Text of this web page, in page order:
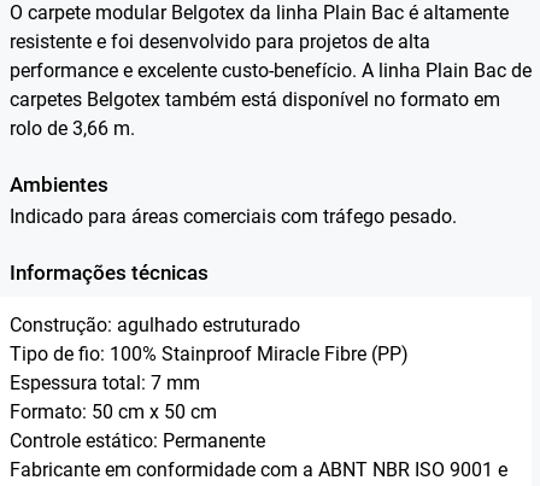
O carpete modular Belgotex da linha Plain Bac é altamente
resistente e foi desenvolvido para projetos de alta
performance e excelente custo-benefício. A linha Plain Bac de
carpetes Belgotex também está disponível no formato em
rolo de 3,66 m.
Ambientes
Indicado para áreas comerciais com tráfego pesado.
Informações técnicas
Construção: agulhado estruturado
Tipo de fio: 100% Stainproof Miracle Fibre (PP)
Espessura total: 7 mm
Formato: 50 cm x 50 cm
Controle estático: Permanente
Fabricante em conformidade com a ABNT NBR ISO 9001 e